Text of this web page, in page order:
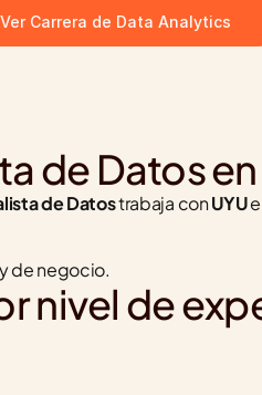
Ver Carrera de Data Analytics
de Datos
de Datos trabaja con UYU
de negocio.
nivel de